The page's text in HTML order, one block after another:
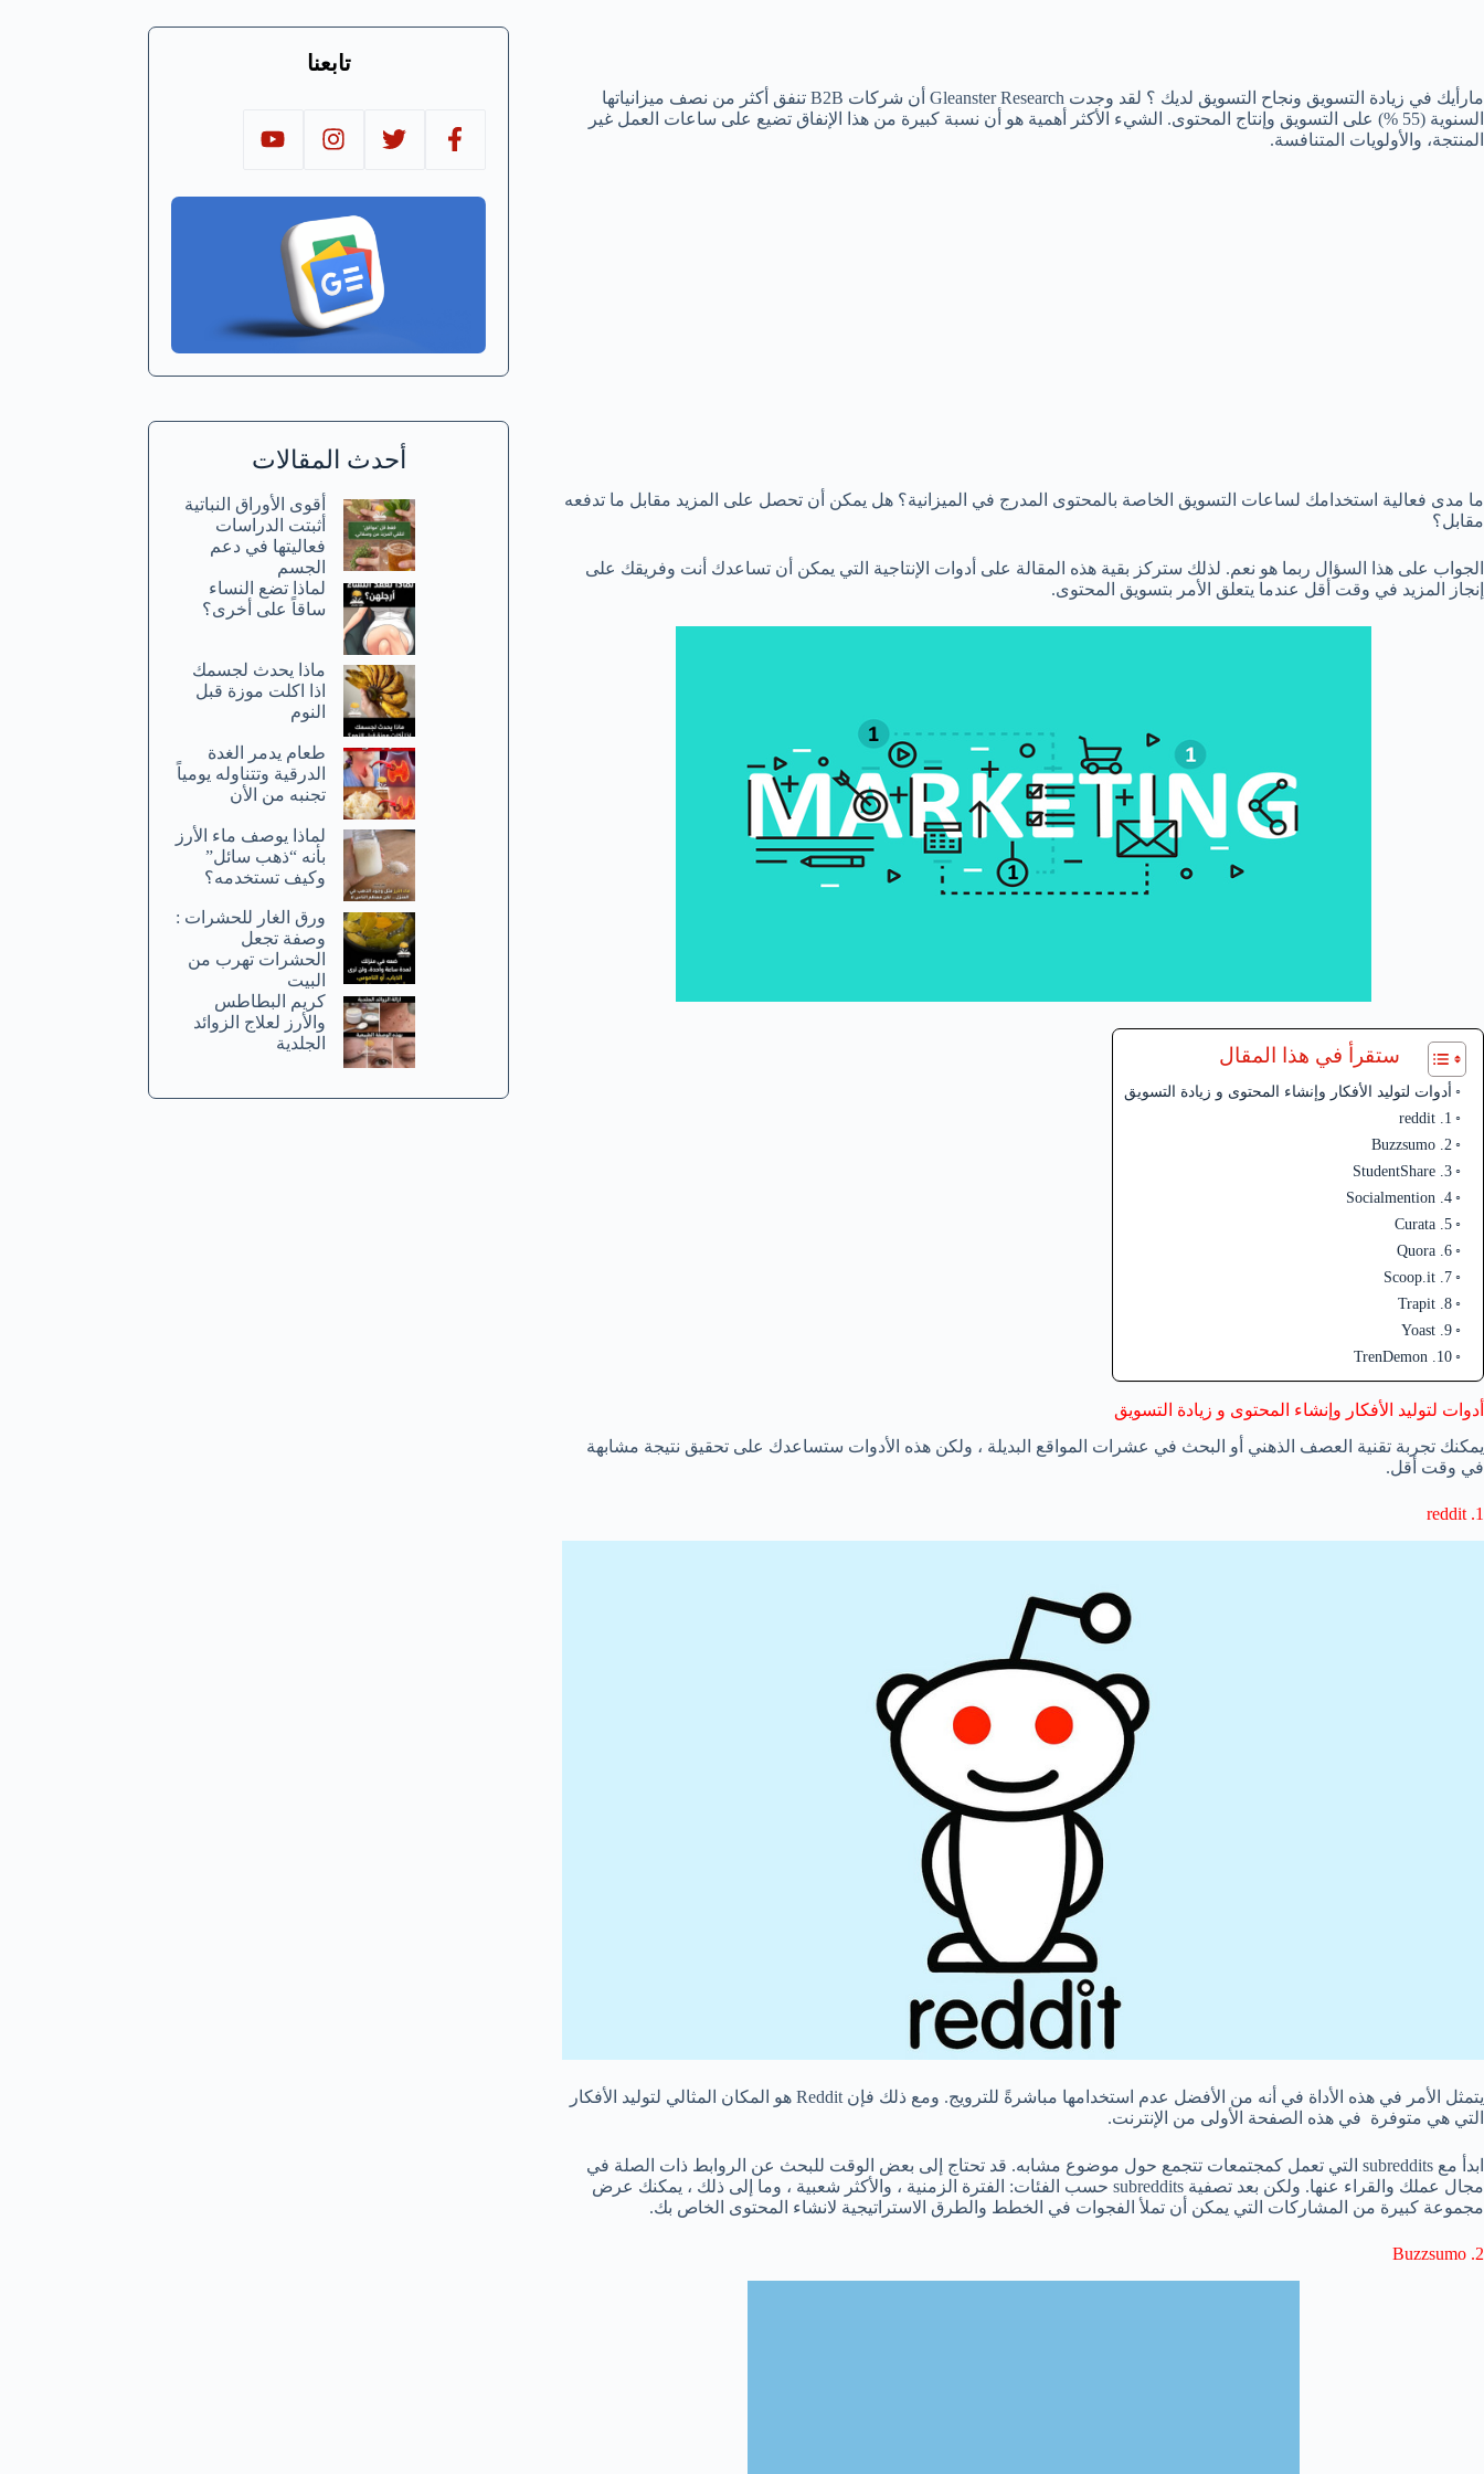
مارأيك في زيادة التسويق ونجاح التسويق لديك ؟ لقد وجدت Gleanster Research أن شركات B2B تنفق أكثر من نصف ميزانياتها
السنوية (55 %) على التسويق وإنتاج المحتوى. الشيء الأكثر أهمية هو أن نسبة كبيرة من هذا الإنفاق تضيع على ساعات العمل غير
المنتجة، والأولويات المتنافسة.
ما مدى فعالية استخدامك لساعات التسويق الخاصة بالمحتوى المدرج في الميزانية؟ هل يمكن أن تحصل على المزيد مقابل ما تدفعه
مقابل؟
الجواب على هذا السؤال ربما هو نعم. لذلك ستركز بقية هذه المقالة على أدوات الإنتاجية التي يمكن أن تساعدك أنت وفريقك على
إنجاز المزيد في وقت أقل عندما يتعلق الأمر بتسويق المحتوى.
ستقرأ في هذا المقال
أدوات لتوليد الأفكار وإنشاء المحتوى و زيادة التسويق
1. reddit
2. Buzzsumo
3. StudentShare
4. Socialmention
5. Curata
6. Quora
7. Scoop.it
8. Trapit
9. Yoast
10. TrenDemon
أدوات لتوليد الأفكار وإنشاء المحتوى و زيادة التسويق
يمكنك تجربة تقنية العصف الذهني أو البحث في عشرات المواقع البديلة ، ولكن هذه الأدوات ستساعدك على تحقيق نتيجة مشابهة
في وقت أقل.
1. reddit
يتمثل الأمر في هذه الأداة في أنه من الأفضل عدم استخدامها مباشرةً للترويج. ومع ذلك فإن Reddit هو المكان المثالي لتوليد الأفكار
التي هي متوفرة في هذه الصفحة الأولى من الإنترنت.
ابدأ مع subreddits التي تعمل كمجتمعات تتجمع حول موضوع مشابه. قد تحتاج إلى بعض الوقت للبحث عن الروابط ذات الصلة في
مجال عملك والقراء عنها. ولكن بعد تصفية subreddits حسب الفئات: الفترة الزمنية ، والأكثر شعبية ، وما إلى ذلك ، يمكنك عرض
مجموعة كبيرة من المشاركات التي يمكن أن تملأ الفجوات في الخطط والطرق الاستراتيجية لانشاء المحتوى الخاص بك.
2. Buzzsumo
تابعنا
أحدث المقالات
أقوى الأوراق النباتية
أثبتت الدراسات
فعاليتها في دعم
الجسم
لماذا تضع النساء
ساقاً على أخرى؟
ماذا يحدث لجسمك
اذا اكلت موزة قبل
النوم
طعام يدمر الغدة
الدرقية وتتناوله يومياً
تجنبه من الأن
لماذا يوصف ماء الأرز
بأنه “ذهب سائل”
وكيف تستخدمه؟
ورق الغار للحشرات :
وصفة تجعل
الحشرات تهرب من
البيت
كريم البطاطس
والأرز لعلاج الزوائد
الجلدية